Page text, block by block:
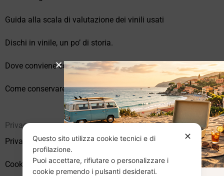
Guida alla scala di valutazione dei vinili usati
Dischi in vinile, un po’ di storia.
Dove conviene comprare vinili online?
Come conservare correttamente i vinili usati
Privacy
Privacy Policy
Cookie Policy (UE)
✕
Questo sito utilizza cookie tecnici e di
profilazione.
Puoi accettare, rifiutare o personalizzare i
cookie premendo i pulsanti desiderati.